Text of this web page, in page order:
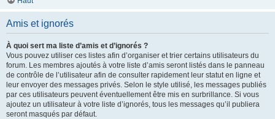
Amis et ignorés
À quoi sert ma liste d’amis et d’ignorés ?
Vous pouvez utiliser ces listes afin d’organiser et trier certains utilisateurs du
forum. Les membres ajoutés à votre liste d’amis seront listés dans le panneau
de contrôle de l’utilisateur afin de consulter rapidement leur statut en ligne et
leur envoyer des messages privés. Selon le style utilisé, les messages publiés
par ces utilisateurs peuvent éventuellement être mis en surbrillance. Si vous
ajoutez un utilisateur à votre liste d’ignorés, tous les messages qu’il publiera
seront masqués par défaut.